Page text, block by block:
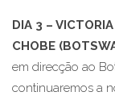
DIA 3 –
CHOBE
em direcção ao
continuaremos a